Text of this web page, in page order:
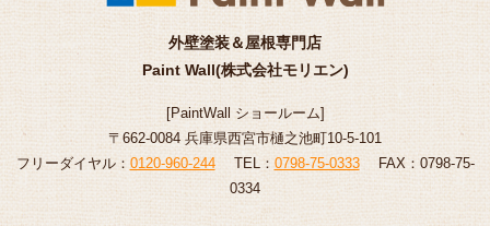
外壁塗装＆屋根専門店
Paint Wall(株式会社モリエン)
[PaintWall ショールーム]
〒662-0084 兵庫県西宮市樋之池町10-5-101
フリーダイヤル： 0120-960-244TEL： 0798-75-0333FAX：0798-75-
0334